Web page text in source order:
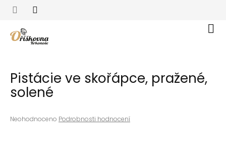
Přejít
Pistácie ve skořápce, pražené,
solené
Průměrné
Neohodnoceno Podrobnosti hodnocení